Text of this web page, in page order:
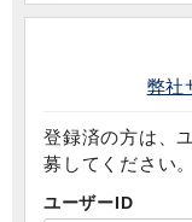
弊社
登録済の方は、
募してください。
ユーザーID